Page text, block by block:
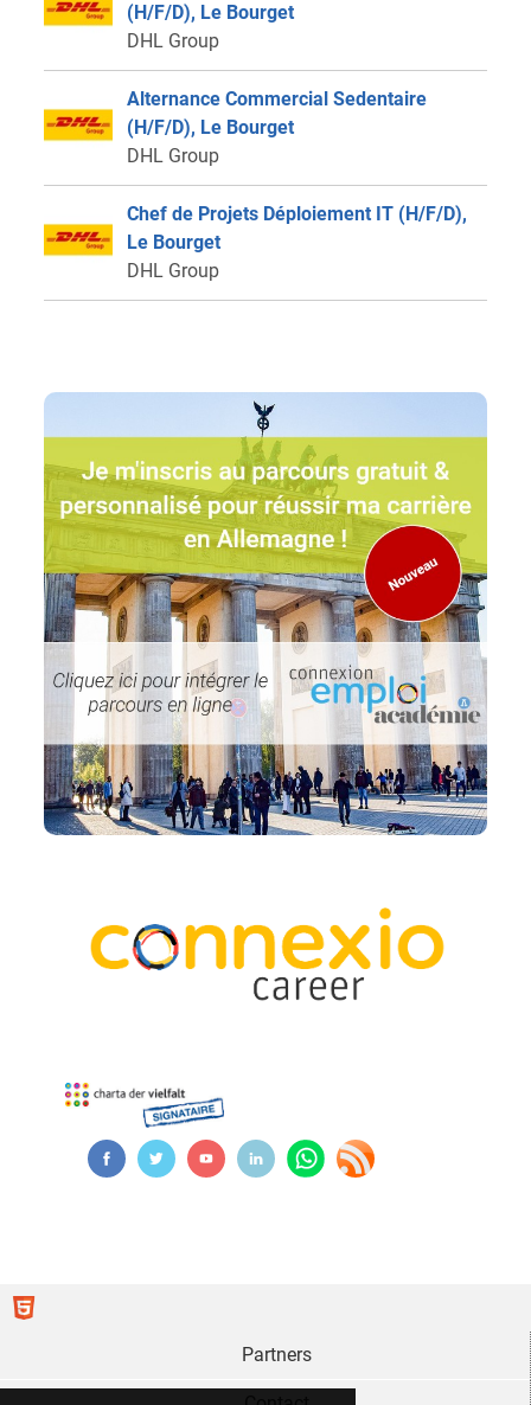
(H/F/D), Le Bourget
DHL Group
Alternance Commercial Sedentaire
(H/F/D), Le Bourget
DHL Group
Chef de Projets Déploiement IT (H/F/D),
Le Bourget
DHL Group
Partners